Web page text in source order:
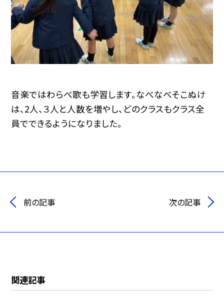
音楽ではわらべ歌も学習します。なべなべそこぬけ
は、2人、３人と人数を増やし、どのクラスもクラス全
員でできるようになりました。
前の記事 次の記事
関連記事